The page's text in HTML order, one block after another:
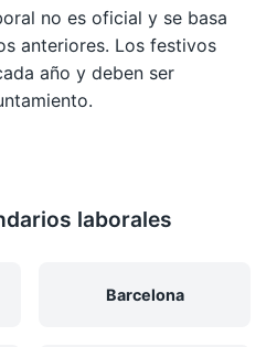
no es oficial y se basa
anteriores. Los festivos
año y deben ser
laborales
Barcelona